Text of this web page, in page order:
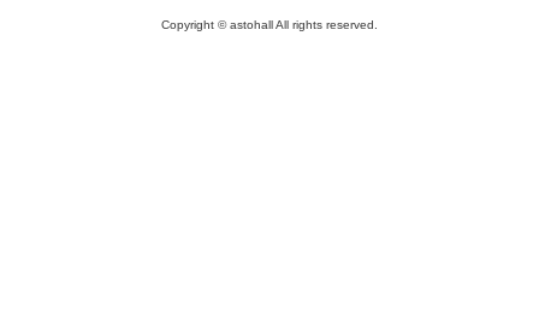
Copyright © astohall All rights reserved.